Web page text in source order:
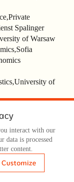
Spalinger
of Warsaw
of
University of
interact with our
data is processed
content.
Customize